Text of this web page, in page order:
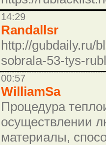
14:29
Randallsr
http://gubdaily.ru/
sobrala-53-tys-
00:57
WilliamSa
Процедура
осуществлении
материалы,